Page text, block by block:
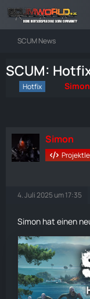
SCUM News
SCUM:
Hotfix Simon
Simon
4. Juli 2025 um 17:35
Simon hat einen